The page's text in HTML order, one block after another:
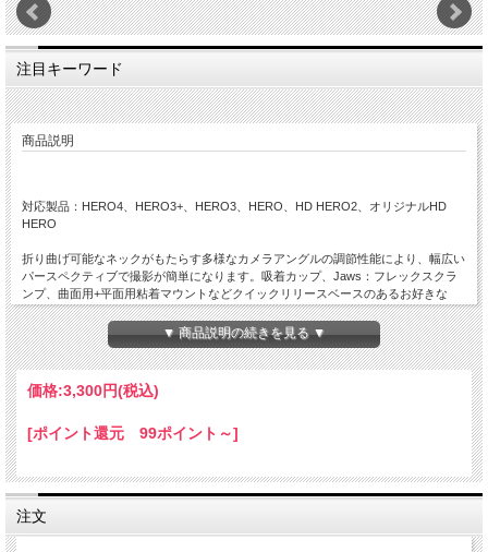
注目キーワード
商品説明
対応製品：HERO4、HERO3+、HERO3、HERO、HD HERO2、オリジナルHD
HERO
折り曲げ可能なネックがもたらす多様なカメラアングルの調節性能により、幅広い
パースペクティブで撮影が簡単になります。吸着カップ、Jaws：フレックスクラ
ンプ、曲面用+平面用粘着マウントなどクイックリリースベースのあるお好きな
GoProマウントと組み合わせることも、単独でハンドヘルドカメラグリップとして
使用することも可能です。
複数のGooseneckをジョイントして、より長いリーチ、高い柔軟性を実現できま
す。長さ8インチ（20.3cm）。
・多様なカメラアングルの調節性能により、幅広いパースペクティブで撮影可能
・調節可能なハンドヘルドカメラグリップとしても使用可能
・狭い場所や、障害物越しなど、届きにくい場所での撮影に最適
・複数のGooseneckをジョイントして、より長いリーチ、高い柔軟性を実現可能
・長さ8インチ（20.3cm）
▼ 商品説明の続きを見る ▼
価格:3,300円(税込)
[ポイント還元 99ポイント～]
注文